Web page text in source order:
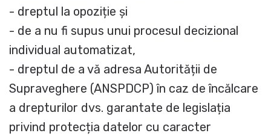
- dreptul la opoziție și
- de a nu fi supus unui procesul decizional
individual automatizat,
- dreptul de a vă adresa Autorității de
Supraveghere (ANSPDCP) în caz de încălcare
a drepturilor dvs. garantate de legislația
privind protecția datelor cu caracter